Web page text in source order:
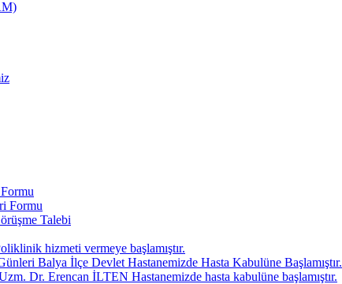
Formu
Talebi
hizmeti vermeye başlamıştır.
Balya İlçe Devlet Hastanemizde Hasta Kabulüne Başlamıştır.
Dr. Erencan İLTEN Hastanemizde hasta kabulüne başlamıştır.